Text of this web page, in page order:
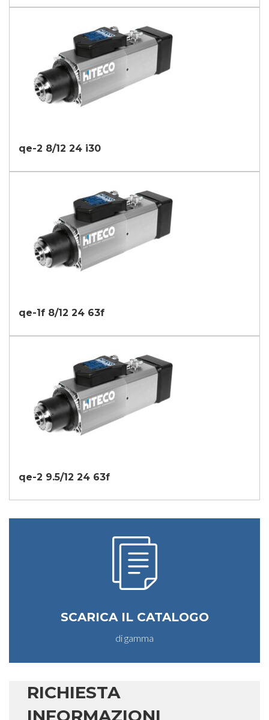
qe-2 8/12 24 i30
qe-1f 8/12 24 63f
qe-2 9.5/12 24 63f
SCARICA IL CATALOGO
di gamma
RICHIESTA
INFORMAZIONI